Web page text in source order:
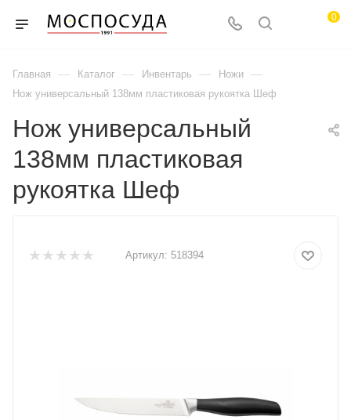
0
Главная — Каталог — Инвентарь — Ножи —
Нож универсальный 138мм пластиковая рукоятка Шеф
Нож универсальный
138мм пластиковая
рукоятка Шеф
Артикул: 518394